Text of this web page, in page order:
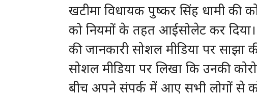
खटीमा विधायक पुष्कर सिंह धामी की
को नियमों के तहत आईसोलेट कर दिया।
की जानकारी सोशल मीडिया पर साझा
सोशल मीडिया पर लिखा कि उनकी
बीच अपने संपर्क में आए सभी लोगों से